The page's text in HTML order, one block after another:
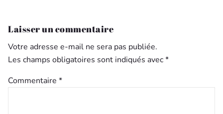
Laisser un commentaire
Votre adresse e-mail ne sera pas publiée.
Les champs obligatoires sont indiqués avec*
Commentaire *